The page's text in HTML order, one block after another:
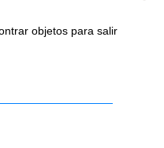
objetos para salir